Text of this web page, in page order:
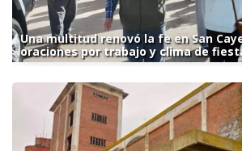
Una multitud renovó la fe en San
oraciones por trabajo y clima de